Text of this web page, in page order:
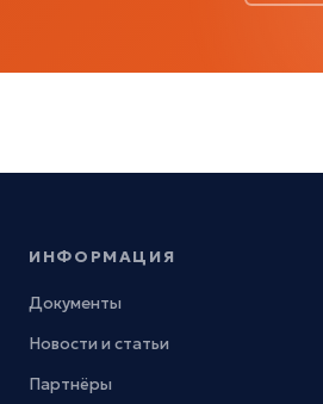
ИНФОРМАЦИЯ
Документы
Новости и статьи
Партнёры